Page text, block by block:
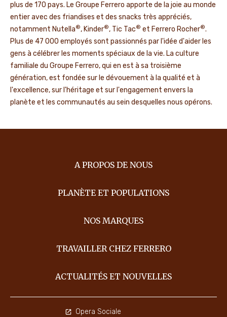
plus de 170 pays. Le Groupe Ferrero apporte de la joie au monde
entier avec des friandises et des snacks très appréciés,
notamment Nutella®, Kinder®, Tic Tac® et Ferrero Rocher®.
Plus de 47 000 employés sont passionnés par l'idée d'aider les
gens à célébrer les moments spéciaux de la vie. La culture
familiale du Groupe Ferrero, qui en est à sa troisième
génération, est fondée sur le dévouement à la qualité et à
l'excellence, sur l'héritage et sur l'engagement envers la
planète et les communautés au sein desquelles nous opérons.
A PROPOS DE NOUS
PLANÈTE ET POPULATIONS
NOS MARQUES
TRAVAILLER CHEZ FERRERO
ACTUALITÉS ET NOUVELLES
Opera Sociale